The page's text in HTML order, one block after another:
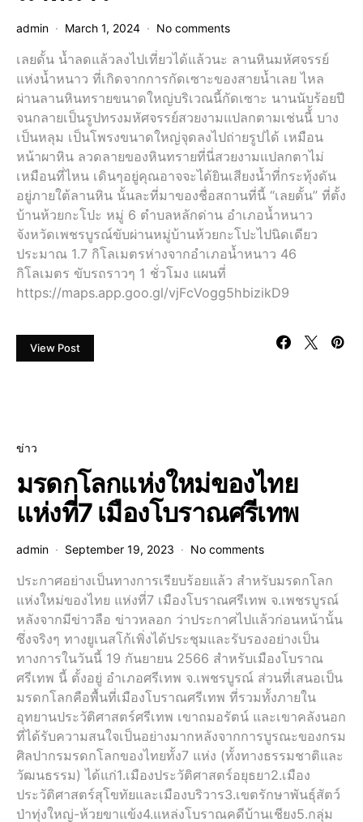
admin March 1, 2024 No comments
เลยดั้น น้ำลดแล้วลงไปเที่ยวได้แล้วนะ ลานหินมหัศจรรย์
แห่งน้ำหนาว ที่เกิดจากการกัดเซาะของสายน้ำเลย ไหล
ผ่านลานหินทรายขนาดใหญ่บริเวณนี้กัดเซาะ นานนับร้อยปี
จนกลายเป็นรูปทรงมหัศจรรย์สวยงามแปลกตามเช่นนี้้ บาง
เป็นหลุม เป็นโพรงขนาดใหญ่จุดลงไปถ่ายรูปได้ เหมือน
หน้าผาหิน ลวดลายของหินทรายที่นี่สวยงามแปลกตาไม่
เหมือนที่ไหน เดินๆอยู่คุณอาจจะได้ยินเสียงน้ำที่กระทุ้งดัน
อยู่ภายใต้ลานหิน นั้นละที่มาของชื่อสถานที่นี้ “เลยดั้น” ที่ตั้ง
บ้านห้วยกะโปะ หมู่ 6 ตำบลหลักด่าน อำเภอน้ำหนาว
จังหวัดเพชรบูรณ์ขับผ่านหมู่บ้านห้วยกะโปะไปนิดเดียว
ประมาณ 1.7 กิโลเมตรห่างจากอำเภอน้ำหนาว 46
กิโลเมตร ขับรถราวๆ 1 ชั่วโมง แผนที่
https://maps.app.goo.gl/vjFcVogg5hbizikD9
View Post
ข่าว
มรดกโลกแห่งใหม่ของไทย
แห่งที่7 เมืองโบราณศรีเทพ
admin September 19, 2023 No comments
ประกาศอย่างเป็นทางการเรียบร้อยแล้ว สำหรับมรดกโลก
แห่งใหม่ของไทย แห่งที่7 เมืองโบราณศรีเทพ จ.เพชรบูรณ์
หลังจากมีข่าวลือ ข่าวหลอก ว่าประกาศไปแล้วก่อนหน้านั้น
ซึ่งจริงๆ ทางยูเนสโก้เพิ่งได้ประชุมและรับรองอย่างเป็น
ทางการในวันนี้ 19 กันยายน 2566 สำหรับเมืองโบราณ
ศรีเทพ นี้ ตั้งอยู่ อำเภอศรีเทพ จ.เพชรบูรณ์ ส่วนที่เสนอเป็น
มรดกโลกคือพื้นที่เมืองโบราณศรีเทพ ที่รวมทั้งภายใน
อุทยานประวัติศาสตร์ศรีเทพ เขาถมอรัตน์ และเขาคลังนอก
ที่ได้รับความสนใจเป็นอย่างมากหลังจากการบูรณะของกรม
ศิลปากรมรดกโลกของไทยทั้ง7 แห่ง (ทั้งทางธรรมชาติและ
วัฒนธรรม) ได้แก่1.เมืองประวัติศาสตร์อยุธยา2.เมือง
ประวัติศาสตร์สุโขทัยและเมืองบริวาร3.เขตรักษาพันธุ์สัตว์
ป่าทุ่งใหญ่-ห้วยขาแข้ง4.แหล่งโบราณคดีบ้านเชียง5.กลุ่ม